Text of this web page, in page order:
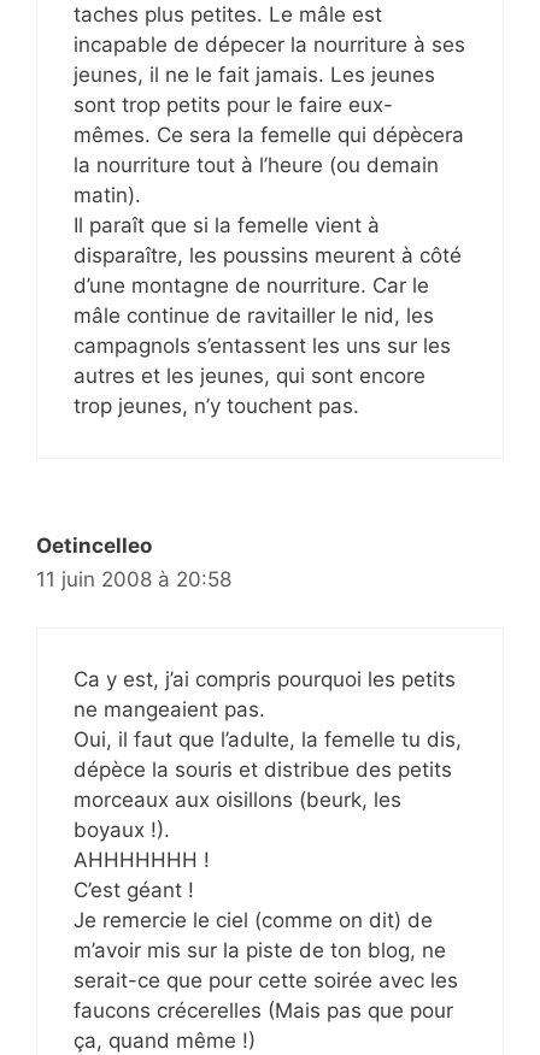
taches plus petites. Le mâle est
incapable de dépecer la nourriture à ses
jeunes, il ne le fait jamais. Les jeunes
sont trop petits pour le faire eux-
mêmes. Ce sera la femelle qui dépècera
la nourriture tout à l’heure (ou demain
matin).
Il paraît que si la femelle vient à
disparaître, les poussins meurent à côté
d’une montagne de nourriture. Car le
mâle continue de ravitailler le nid, les
campagnols s’entassent les uns sur les
autres et les jeunes, qui sont encore
trop jeunes, n’y touchent pas.
Oetincelleo
11 juin 2008 à 20:58
Ca y est, j’ai compris pourquoi les petits
ne mangeaient pas.
Oui, il faut que l’adulte, la femelle tu dis,
dépèce la souris et distribue des petits
morceaux aux oisillons (beurk, les
boyaux !).
AHHHHHHH !
C’est géant !
Je remercie le ciel (comme on dit) de
m’avoir mis sur la piste de ton blog, ne
serait-ce que pour cette soirée avec les
faucons crécerelles (Mais pas que pour
ça, quand même !)